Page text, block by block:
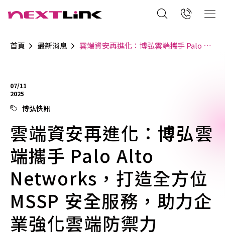
首頁 最新消息 雲端資安再進化：博弘雲端攜手 Palo Alto Networks，打造全方位 MSSP 安全服務，助力企業強化雲端防禦力
07/11
2025
博弘快訊
雲端資安再進化：博弘雲
端攜手 Palo Alto
Networks，打造全方位
MSSP 安全服務，助力企
業強化雲端防禦力